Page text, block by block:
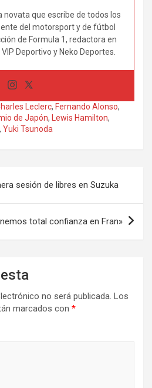
que escribe de todos los
del motorsport y de fútbol
de Formula 1, redactora en
Deportivo y Neko Deportes.
Leclerc, Fernando Alonso,
de Japón, Lewis Hamilton,
, Yuki Tsunoda
sesión de libres en Suzuka
total confianza en Fran»
no será publicada. Los
marcados con *